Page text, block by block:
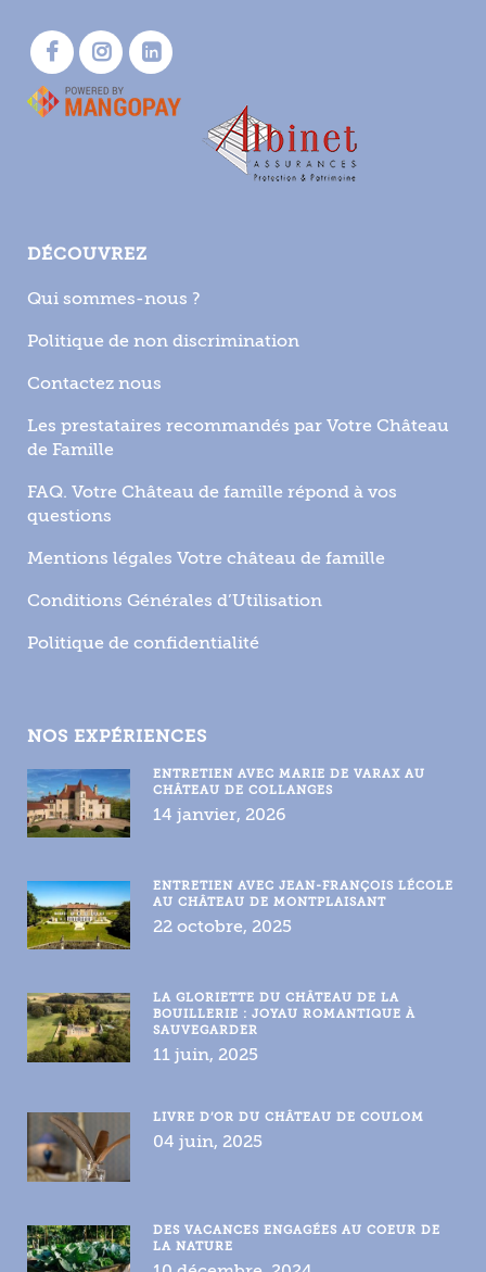
DÉCOUVREZ
Qui sommes-nous ?
Politique de non discrimination
Contactez nous
Les prestataires recommandés par Votre Château
de Famille
FAQ. Votre Château de famille répond à vos
questions
Mentions légales Votre château de famille
Conditions Générales d’Utilisation
Politique de confidentialité
NOS EXPÉRIENCES
ENTRETIEN AVEC MARIE DE VARAX AU
CHÂTEAU DE COLLANGES
14 janvier, 2026
ENTRETIEN AVEC JEAN-FRANÇOIS LÉCOLE
AU CHÂTEAU DE MONTPLAISANT
22 octobre, 2025
LA GLORIETTE DU CHÂTEAU DE LA
BOUILLERIE : JOYAU ROMANTIQUE À
SAUVEGARDER
11 juin, 2025
LIVRE D’OR DU CHÂTEAU DE COULOM
04 juin, 2025
DES VACANCES ENGAGÉES AU COEUR DE
LA NATURE